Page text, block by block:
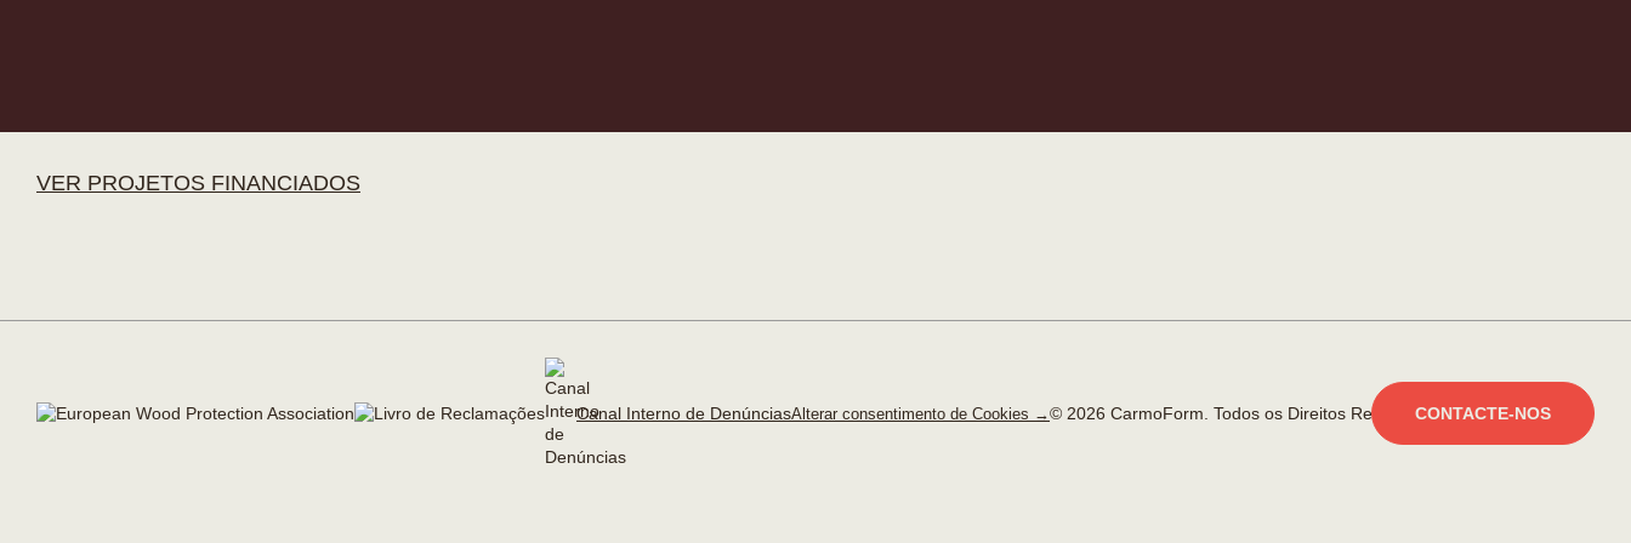
CONTACTE-NOS
VER PROJETOS FINANCIADOS
Canal Interno de DenúnciasAlterar consentimento de Cookies →© 2026 CarmoForm. Todos os Direitos Reservados.made by KOBU